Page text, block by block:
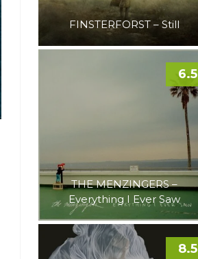
FINSTERFORST – Still
THE MENZINGERS –
Everything I Ever Saw
6.5
8.5